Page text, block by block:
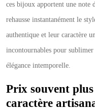
ces bijoux apportent une note
rehausse instantanément le
authentique et leur caractère
incontournables pour
élégance intemporelle.
Prix souvent
caractère